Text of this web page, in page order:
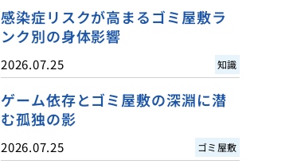
感染症リスクが高まるゴミ屋敷ラ
ンク別の身体影響
2026.07.25 知識
ゲーム依存とゴミ屋敷の深淵に潜
む孤独の影
2026.07.25 ゴミ屋敷